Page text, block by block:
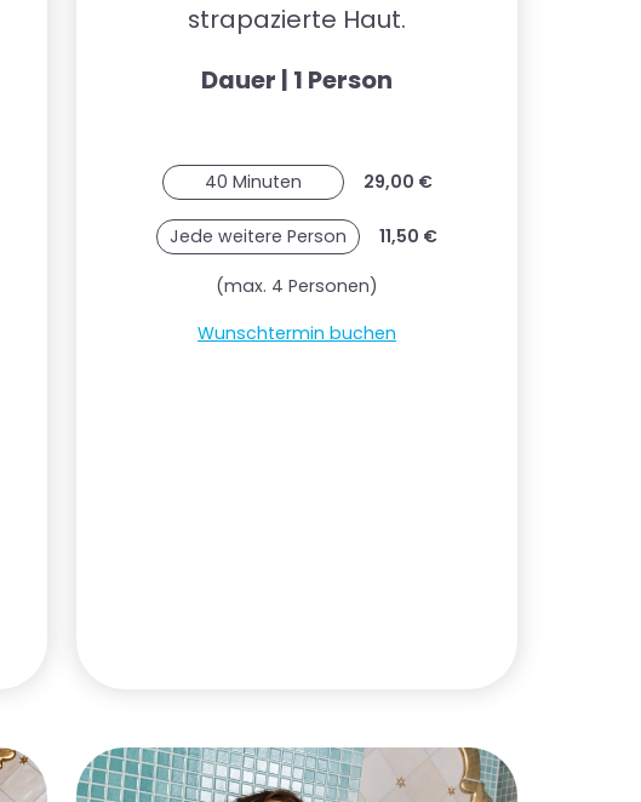
strapazierte Haut.
Dauer | 1 Person
40 Minuten 29,00 €
Jede weitere Person 11,50 €
(max. 4 Personen)
Wunschtermin buchen